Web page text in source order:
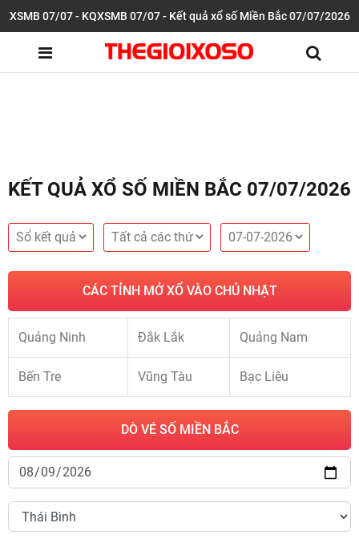
XSMB 07/07 - KQXSMB 07/07 - Kết quả xổ số Miền Bắc 07/07/2026
KẾT QUẢ XỔ SỐ MIỀN BẮC 07/07/2026
CÁC TỈNH MỞ XỔ VÀO CHỦ NHẬT
Quảng Ninh Đắk Lắk Quảng Nam
Bến Tre Vũng Tàu Bạc Liêu
DÒ VÉ SỐ MIỀN BẮC